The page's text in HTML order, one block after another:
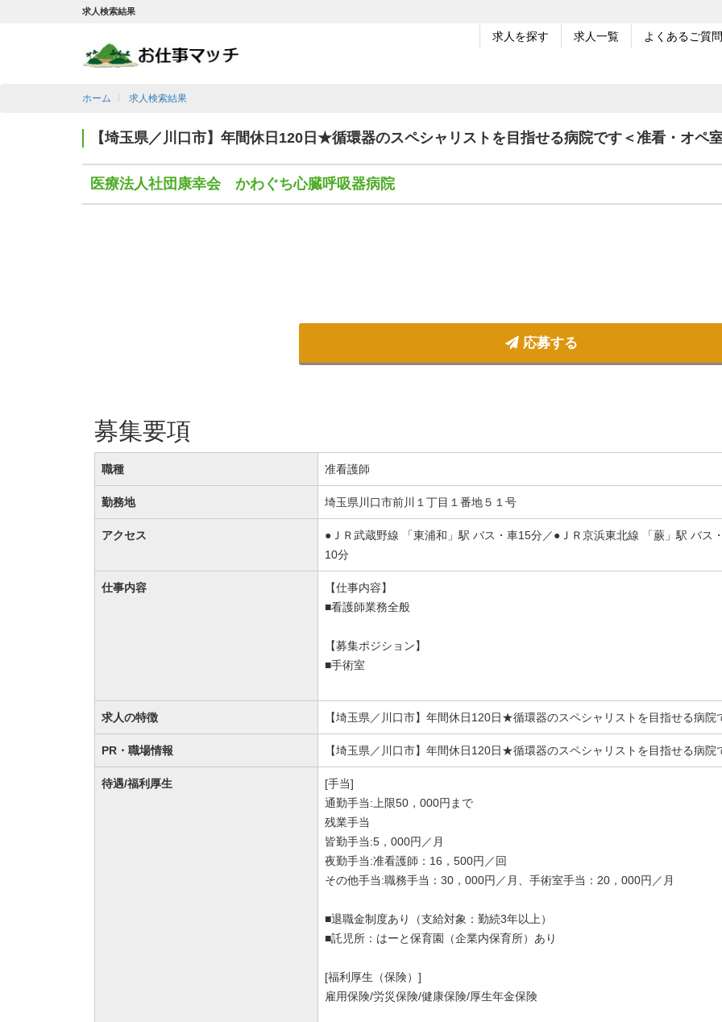
求人検索結果
求人を探す 求人一覧 よくあるご質問
ホーム 求人検索結果
【埼玉県／川口市】年間休日120日★循環器のスペシャリストを目指せる病院です＜准看・オペ
医療法人社団康幸会 かわぐち心臓呼吸器病院
応募する
募集要項
職種 准看護師
勤務地 埼玉県川口市前川１丁目１番地５１号
アクセス
●ＪＲ武蔵野線 「東浦和」駅 バス・車15分／●ＪＲ京浜東北線 「蕨」駅 バス
10分
仕事内容
【仕事内容】
■看護師業務全般
【募集ポジション】
■手術室
求人の特徴 【埼玉県／川口市】年間休日120日★循環器のスペシャリストを目指せる病
PR・職場情報 【埼玉県／川口市】年間休日120日★循環器のスペシャリストを目指せる病
待遇/福利厚生
[手当]
通勤手当:上限50，000円まで
残業手当
皆勤手当:5，000円／月
夜勤手当:准看護師：16，500円／回
その他手当:職務手当：30，000円／月、手術室手当：20，000円／月
■退職金制度あり（支給対象：勤続3年以上）
■託児所：はーと保育園（企業内保育所）あり
[福利厚生（保険）]
雇用保険/労災保険/健康保険/厚生年金保険